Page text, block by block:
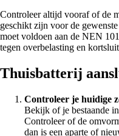
Controleer altijd vooraf of de
geschikt zijn voor de
moet voldoen aan de NEN
tegen overbelasting en
Thuisbatterij
Controleer je huidige
Bekijk of je bestaande
Controleer of de
dan is een aparte of